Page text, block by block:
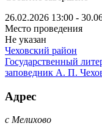
26.02.2026 13:00 -
Место проведения
Не указан
Чеховский район
Государственный
заповедник А. П.
Адрес
с Мелихово